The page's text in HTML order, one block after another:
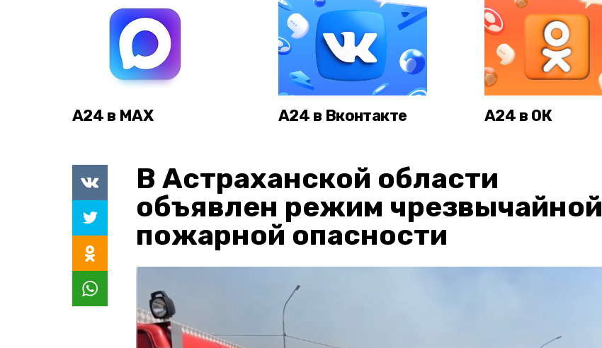
А24 в MAX А24 в Вконтакте А24 в ОК
В Астраханской области
объявлен режим чрезвычайной
пожарной опасности